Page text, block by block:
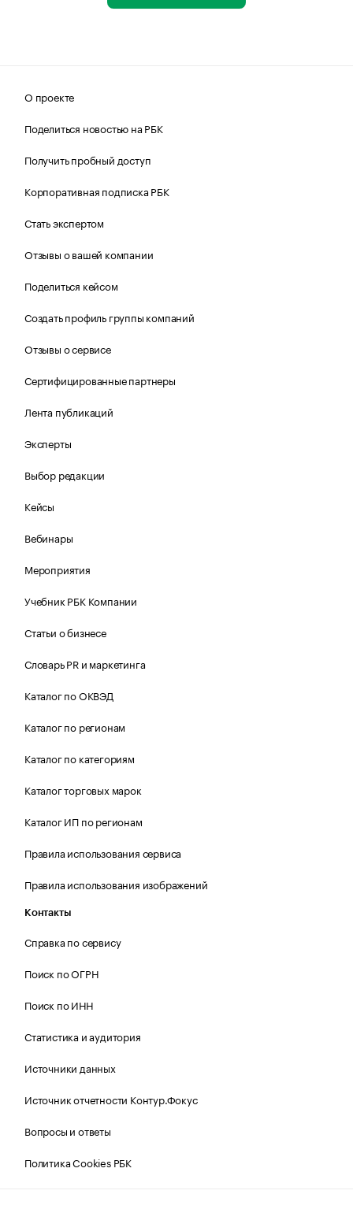
О проекте
Поделиться новостью на РБК
Получить пробный доступ
Корпоративная подписка РБК
Стать экспертом
Отзывы о вашей компании
Поделиться кейсом
Создать профиль группы компаний
Отзывы о сервисе
Сертифицированные партнеры
Лента публикаций
Эксперты
Выбор редакции
Кейсы
Вебинары
Мероприятия
Учебник РБК Компании
Статьи о бизнесе
Словарь PR и маркетинга
Каталог по ОКВЭД
Каталог по регионам
Каталог по категориям
Каталог торговых марок
Каталог ИП по регионам
Правила использования сервиса
Правила использования изображений
Контакты
Справка по сервису
Поиск по ОГРН
Поиск по ИНН
Статистика и аудитория
Источники данных
Источник отчетности Контур.Фокус
Вопросы и ответы
Политика Cookies РБК